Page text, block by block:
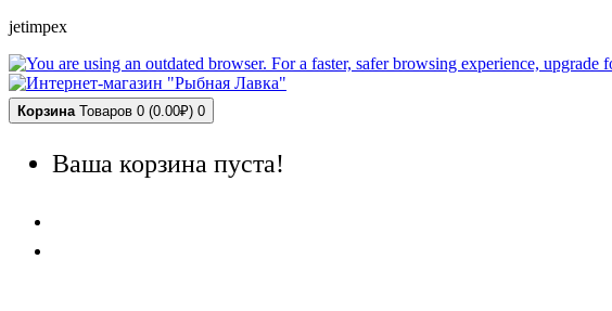
jetimpex
Корзина Товаров 0 (0.00₽) 0
Ваша корзина пуста!